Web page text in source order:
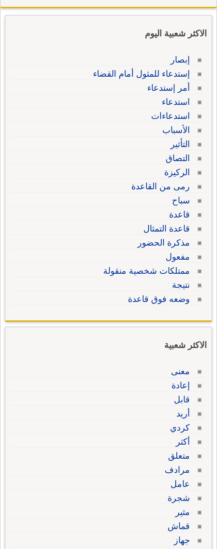
الاكثر شعبية اليوم
إبصار
إستدعاء للمثول أمام القضاء
أمر إستدعاء
استدعاء
استدعاءات
الأسباب
التأثير
التصاق
الركيزة
رمى من القاعدة
سباح
قاعدة
قاعدة التمثال
مذكرة الحضور
مفعول
ممتلكات شخصية منقولة
نتيجة
وضعه فوق قاعدة
الاكثر شعبية
معنى
إعادة
قابل
أريد
كردي
أكثر
متعلق
مرادف
عامل
شجرة
مثير
قماش
جهاز